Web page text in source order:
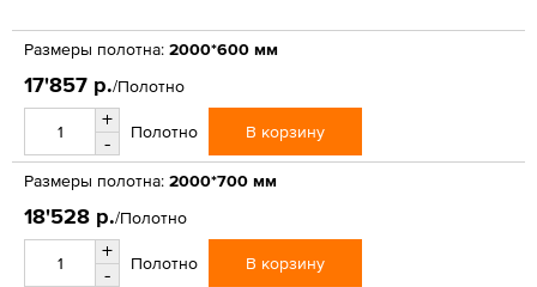
Размеры полотна: 2000*600 мм
17'857 р./Полотно
+
-
Полотно В корзину
Размеры полотна: 2000*700 мм
18'528 р./Полотно
+
-
Полотно В корзину